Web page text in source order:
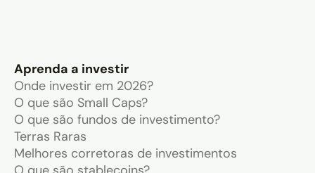
Aprenda a investir
Onde investir em 2026?
O que são Small Caps?
O que são fundos de investimento?
Terras Raras
Melhores corretoras de investimentos